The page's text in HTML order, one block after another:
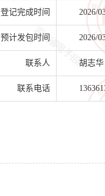
登记完成时间 2026/
预计发包时间 2026/
联系人 胡志华
联系电话